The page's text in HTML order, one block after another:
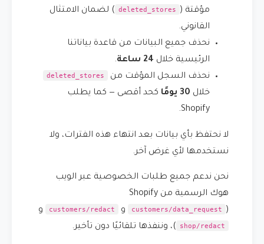
مؤقتة ( deleted_stores ) لضمان الامتثال
القانوني.
نحذف جميع البيانات من قاعدة بياناتنا
الرئيسية خلال 24 ساعة
.
نحذف السجل المؤقت من
deleted_stores
خلال 30 يومًا
كحد أقصى — كما يطلب
Shopify.
لا نحتفظ بأي بيانات بعد انتهاء هذه الفترات، ولا
نستخدمها لأي غرض آخر.
نحن ندعم جميع طلبات الخصوصية عبر الويب
هوك الرسمية من Shopify
(
customers/data_request و customers/redact و
shop/redact )، وننفذها تلقائيًا دون تأخير.